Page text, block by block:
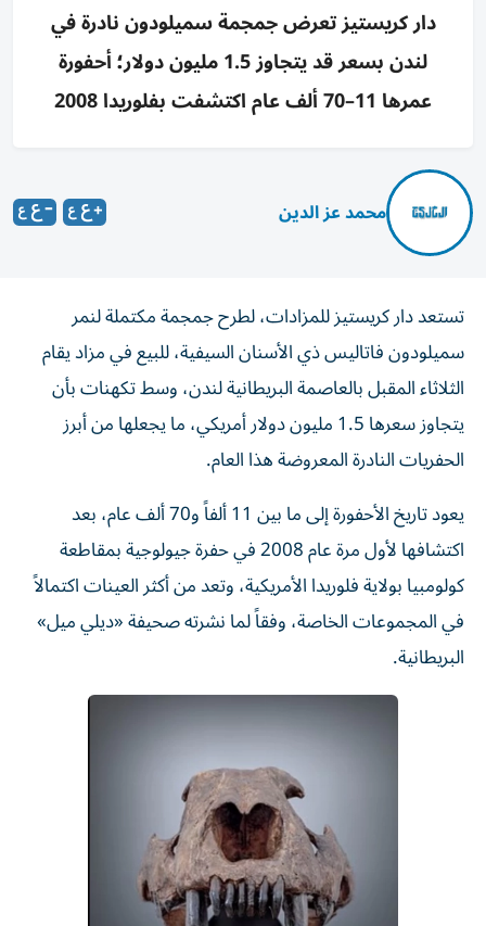
دار كريستيز تعرض جمجمة سميلودون نادرة في
لندن بسعر قد يتجاوز 1.5 مليون دولار؛ أحفورة
عمرها 11–70 ألف عام اكتشفت بفلوريدا 2008
محمد عز الدين
تستعد دار كريستيز للمزادات، لطرح جمجمة مكتملة لنمر
سميلودون فاتاليس ذي الأسنان السيفية، للبيع في مزاد يقام
الثلاثاء المقبل بالعاصمة البريطانية لندن، وسط تكهنات بأن
يتجاوز سعرها 1.5 مليون دولار أمريكي، ما يجعلها من أبرز
الحفريات النادرة المعروضة هذا العام.
يعود تاريخ الأحفورة إلى ما بين 11 ألفاً و70 ألف عام، بعد
اكتشافها لأول مرة عام 2008 في حفرة جيولوجية بمقاطعة
كولومبيا بولاية فلوريدا الأمريكية، وتعد من أكثر العينات اكتمالاً
في المجموعات الخاصة، وفقاً لما نشرته صحيفة «ديلي ميل»
البريطانية.